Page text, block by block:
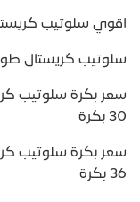
اقوي سلوتيب
سلوتيب كريستال طول 40-60-100-150-200-300
30 بكرة
36 بكرة